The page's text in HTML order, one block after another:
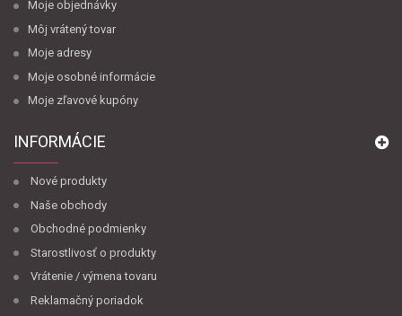
Moje objednávky
Môj vrátený tovar
Moje adresy
Moje osobné informácie
Moje zľavové kupóny
INFORMÁCIE
Nové produkty
Naše obchody
Obchodné podmienky
Starostlivosť o produkty
Vrátenie / výmena tovaru
Reklamačný poriadok